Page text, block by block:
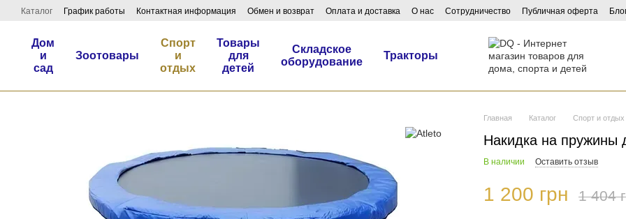
Перейти к основному контенту
Каталог График работы Контактная информация Обмен и возврат Оплата и доставка О нас Сотрудничество Публичная оферта
Дом
и
сад
Зоотовары
Спорт
и
отдых
Товары
для
детей
Складское
оборудование
Тракторы
Главная Каталог Спорт и отдых
Накидка на пружины
В наличии Оставить отзыв
1 200 грн 1 404